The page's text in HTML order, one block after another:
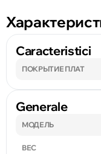
Caracteristici
ПОКРЫТИЕ ПЛАТ
Generale
МОДЕЛЬ
ВЕС